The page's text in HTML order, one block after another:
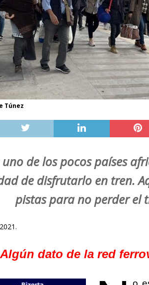
Túnez
uno de los pocos países
de disfrutarlo en tren.
pistas para no perder el
Algún dato de la red